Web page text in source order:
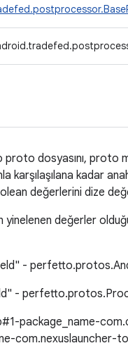
dosyasını, proto
karşılaşılana kadar
değerlerini dize
değerler
-
-
package_name-
com.nexuslauncher-